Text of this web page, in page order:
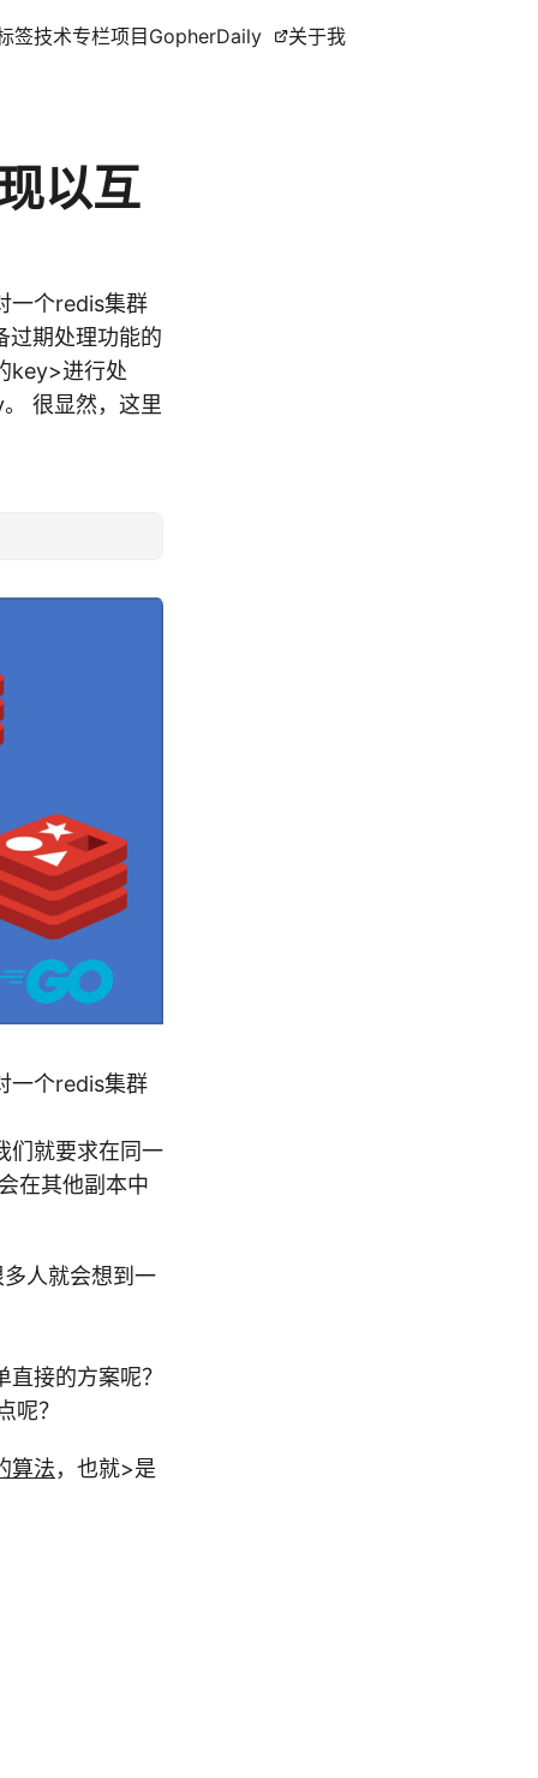
签技术专栏项目 GopherDaily 关于我
以互
一个redis集群
过期处理功能的
key>进行处
很显然，这里
一个redis集群
们就要求在同一
在其他副本中
人就会想到一
接的方案呢？
呢？
算法，也就>是